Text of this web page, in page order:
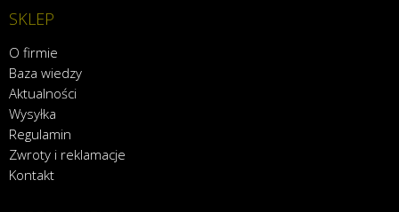
SKLEP
O firmie
Baza wiedzy
Aktualności
Wysyłka
Regulamin
Zwroty i reklamacje
Kontakt